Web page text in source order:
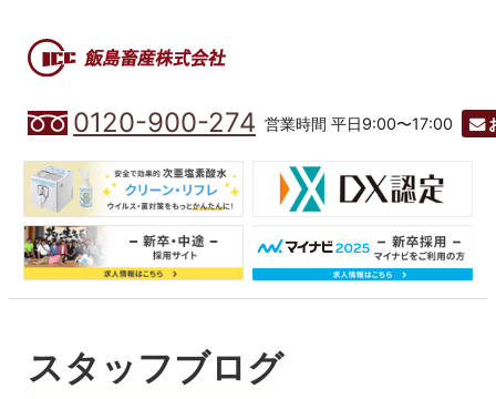
0120-900-274 営業時間 平日9:00〜17:00
スタッフブログ